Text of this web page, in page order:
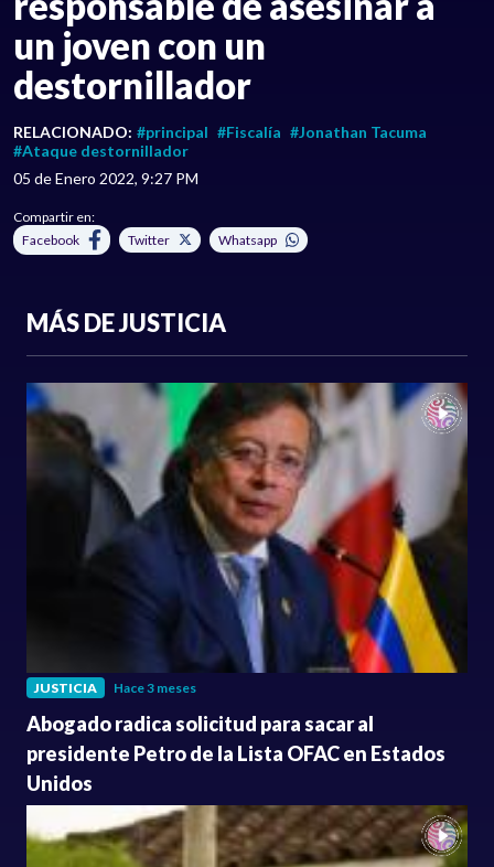
un joven con un
destornillador
RELACIONADO: #principal #Fiscalía #Jonathan Tacuma
#Ataque destornillador
05 de Enero 2022, 9:27 PM
Compartir en:
Facebook
Twitter Whatsapp
MÁS DE JUSTICIA
JUSTICIA Hace 3 meses
Abogado radica solicitud para sacar al
presidente Petro de la Lista OFAC en Estados
Unidos